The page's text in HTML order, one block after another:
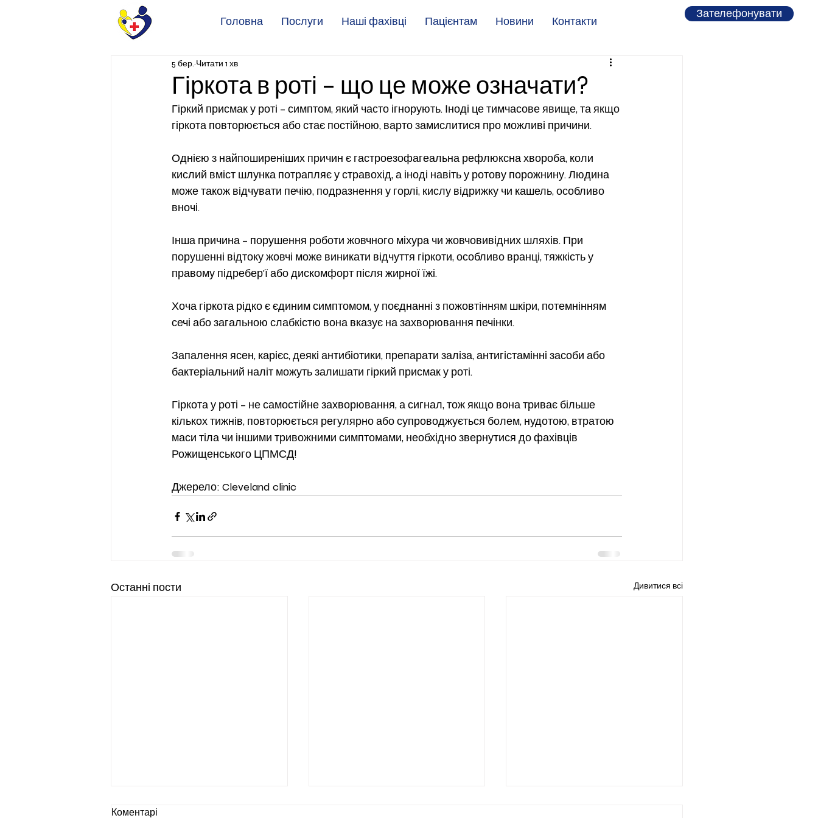
Зателефонувати
Головна Послуги Наші фахівці Пацієнтам Новини Контакти
Гіркота в роті – що це може означати?
5 бер. Читати 1 хв
Гіркий присмак у роті – симптом, який часто ігнорують. Іноді це тимчасове явище, та якщо
гіркота повторюється або стає постійною, варто замислитися про можливі причини.
Однією з найпоширеніших причин є гастроезофагеальна рефлюксна хвороба, коли
кислий вміст шлунка потрапляє у стравохід, а іноді навіть у ротову порожнину. Людина
може також відчувати печію, подразнення у горлі, кислу відрижку чи кашель, особливо
вночі.
Інша причина – порушення роботи жовчного міхура чи жовчовивідних шляхів. При
порушенні відтоку жовчі може виникати відчуття гіркоти, особливо вранці, тяжкість у
правому підребер'ї або дискомфорт після жирної їжі.
Хоча гіркота рідко є єдиним симптомом, у поєднанні з пожовтінням шкіри, потемнінням
сечі або загальною слабкістю вона вказує на захворювання печінки.
Запалення ясен, карієс, деякі антибіотики, препарати заліза, антигістамінні засоби або
бактеріальний наліт можуть залишати гіркий присмак у роті.
Гіркота у роті – не самостійне захворювання, а сигнал, тож якщо вона триває більше
кількох тижнів, повторюється регулярно або супроводжується болем, нудотою, втратою
маси тіла чи іншими тривожними симптомами, необхідно звернутися до фахівців
Рожищенського ЦПМСД!
Джерело: Cleveland clinic
Останні пости Дивитися всі
Коментарі